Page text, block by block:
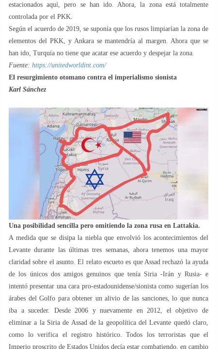
estacionados aquí, pero se han ido. Ahora, la zona está totalmente
controlada por el PKK.
Según el acuerdo de 2019, se suponía que los rusos limpiarían la zona de
elementos del PKK, y Ankara se mantendría al margen. Ahora que se
han ido, Turquía no tiene que acatar ese acuerdo y despejar la zona.
Fuente: https://unitedworldint.com/
El resurgimiento otomano contra el imperialismo sionista
Karl Sánchez
Una posibilidad sencilla pero omitiendo la zona rusa en Lattakia.
A medida que se disipa la niebla que envolvió los acontecimientos del
Levante durante las últimas tres semanas, ahora tenemos una mayor
claridad sobre el asunto. El relato escueto es que Assad rechazó la ayuda
de los únicos dos amigos genuinos que tenía Siria -Irán y Rusia- e
intentó presentar una cara pro-estadounidense/sionista como sugerían los
árabes del Golfo para obtener un alivio de las sanciones, lo que nunca
iba a suceder. Desde 2006 y nuevamente en 2012, el objetivo de
eliminar a la Siria de Assad de la geopolítica del Levante quedó claro,
como lo verifica el registro histórico. Todos los terroristas que el
Imperio proscrito de Estados Unidos decía estar combatiendo, en cambio